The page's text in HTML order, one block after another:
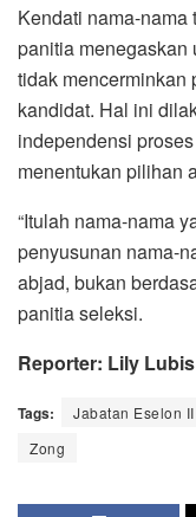
Kendati nama-nama
panitia menegaskan
tidak mencerminkan
kandidat. Hal ini
independensi
menentukan pilihan
“Itulah nama-nama
penyusunan nama-
abjad, bukan
panitia seleksi.
Reporter: Lily Lubis
Tags: Jabatan Eselon II
Zong